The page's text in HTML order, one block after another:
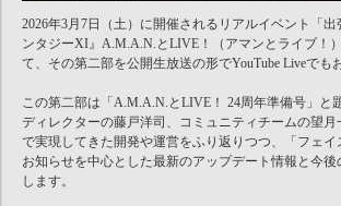
2026年3月7日（土）に開催されるリアルイベント「
ンタジーXI』A.M.A.N.とLIVE！（アマンとライブ！
て、その第二部を公開生放送の形でYouTube Liveでも
この第二部は「A.M.A.N.とLIVE！ 24周年準備号」と
ディレクターの藤戸洋司、コミュニティチームの望
で実現してきた開発や運営をふり返りつつ、「フェ
お知らせを中心とした最新のアップデート情報と今後
します。